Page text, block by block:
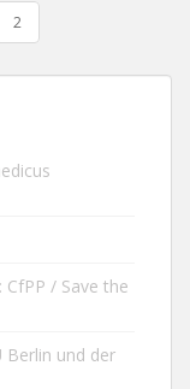
2
/ Save the
Berlin und der